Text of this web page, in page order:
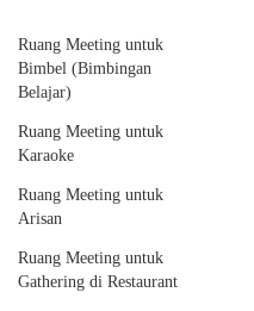
Ruang Meeting untuk
Bimbel (Bimbingan
Belajar)
Ruang Meeting untuk
Karaoke
Ruang Meeting untuk
Arisan
Ruang Meeting untuk
Gathering di Restaurant